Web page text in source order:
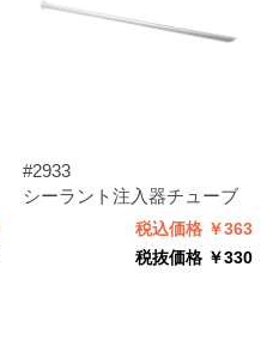
#2933
シーラント注入器チューブ
税込価格 ￥363
税抜価格 ￥330